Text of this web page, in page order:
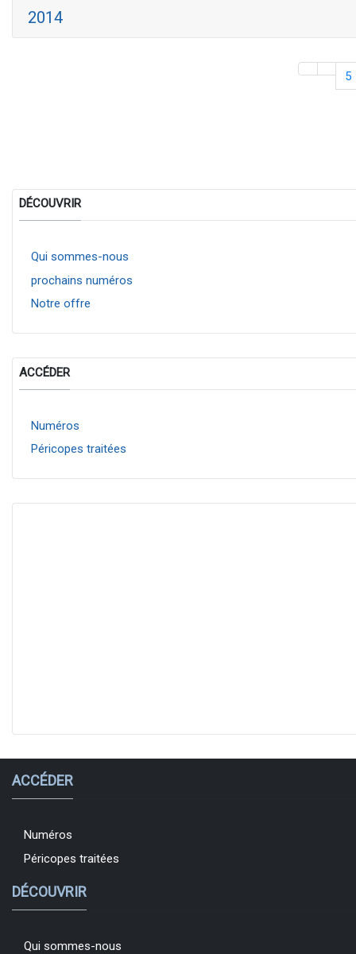
2014
5
DÉCOUVRIR
Qui sommes-nous
prochains numéros
Notre offre
ACCÉDER
Numéros
Péricopes traitées
ACCÉDER
Numéros
Péricopes traitées
DÉCOUVRIR
Qui sommes-nous